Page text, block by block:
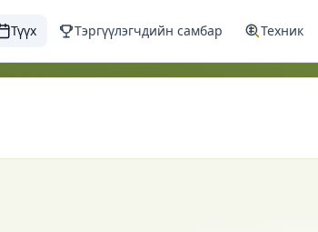
Түүх Тэргүүлэгчдийн самбар Техник